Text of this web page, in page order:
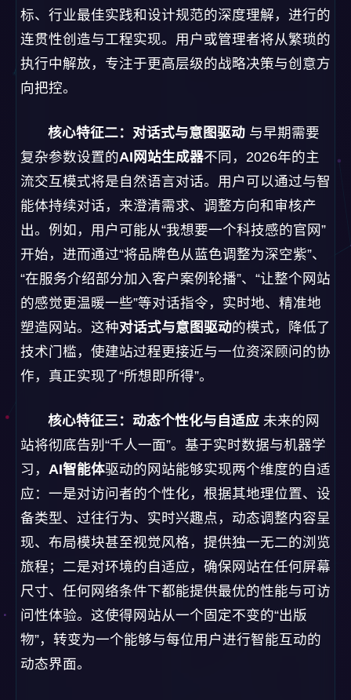
标、行业最佳实践和设计规范的深度理解，进行的
连贯性创造与工程实现。用户或管理者将从繁琐的
执行中解放，专注于更高层级的战略决策与创意方
向把控。
核心特征二：对话式与意图驱动 与早期需要
复杂参数设置的AI网站生成器不同，2026年的主
流交互模式将是自然语言对话。用户可以通过与智
能体持续对话，来澄清需求、调整方向和审核产
出。例如，用户可能从“我想要一个科技感的官网”
开始，进而通过“将品牌色从蓝色调整为深空紫”、
“在服务介绍部分加入客户案例轮播”、“让整个网站
的感觉更温暖一些”等对话指令，实时地、精准地
塑造网站。这种对话式与意图驱动的模式，降低了
技术门槛，使建站过程更接近与一位资深顾问的协
作，真正实现了“所想即所得”。
核心特征三：动态个性化与自适应 未来的网
站将彻底告别“千人一面”。基于实时数据与机器学
习， AI智能体驱动的网站能够实现两个维度的自适
应：一是对访问者的个性化，根据其地理位置、设
备类型、过往行为、实时兴趣点，动态调整内容呈
现、布局模块甚至视觉风格，提供独一无二的浏览
旅程；二是对环境的自适应，确保网站在任何屏幕
尺寸、任何网络条件下都能提供最优的性能与可访
问性体验。这使得网站从一个固定不变的“出版
物”，转变为一个能够与每位用户进行智能互动的
动态界面。